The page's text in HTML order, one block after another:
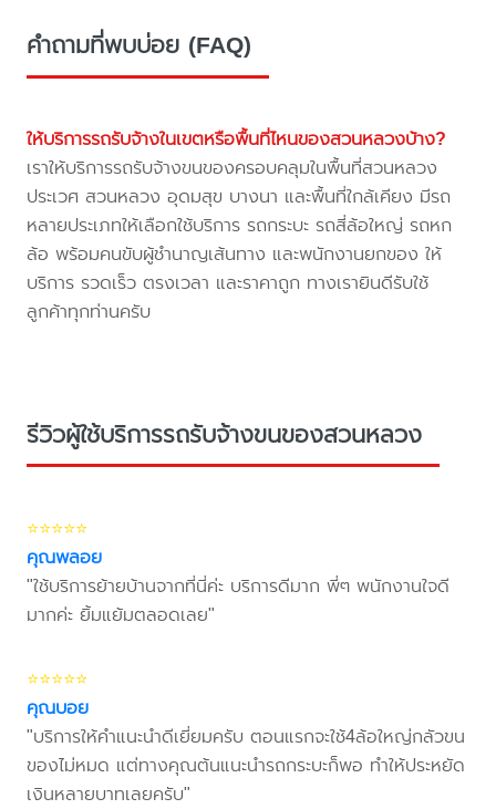
คำถามที่พบบ่อย (FAQ)
ให้บริการรถรับจ้างในเขตหรือพื้นที่ไหนของสวนหลวงบ้าง?
เราให้บริการรถรับจ้างขนของครอบคลุมในพื้นที่สวนหลวง
ประเวศ สวนหลวง อุดมสุข บางนา และพื้นที่ใกล้เคียง มีรถ
หลายประเภทให้เลือกใช้บริการ รถกระบะ รถสี่ล้อใหญ่ รถหก
ล้อ พร้อมคนขับผู้ชำนาญเส้นทาง และพนักงานยกของ ให้
บริการ รวดเร็ว ตรงเวลา และราคาถูก ทางเรายินดีรับใช้
ลูกค้าทุกท่านครับ
รีวิวผู้ใช้บริการรถรับจ้างขนของสวนหลวง
⭐⭐⭐⭐⭐
คุณพลอย
"ใช้บริการย้ายบ้านจากที่นี่ค่ะ บริการดีมาก พี่ๆ พนักงานใจดี
มากค่ะ ยิ้มแย้มตลอดเลย"
⭐⭐⭐⭐⭐
คุณบอย
"บริการให้คำแนะนำดีเยี่ยมครับ ตอนแรกจะใช้4ล้อใหญ่กลัวขน
ของไม่หมด แต่ทางคุณต้นแนะนำรถกระบะก็พอ ทำให้ประหยัด
เงินหลายบาทเลยครับ"